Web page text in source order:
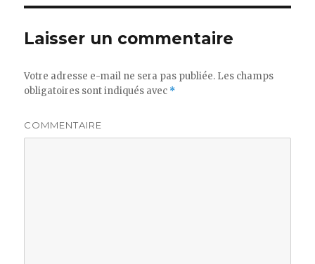
Laisser un commentaire
Votre adresse e-mail ne sera pas publiée. Les champs
obligatoires sont indiqués avec *
COMMENTAIRE